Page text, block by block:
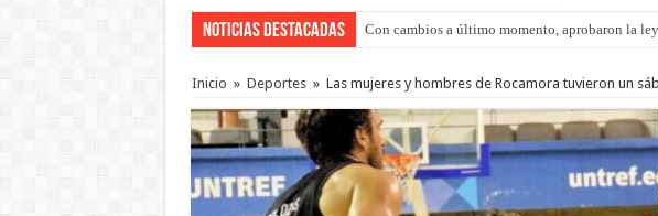
Noticias Destacadas Adopción en Entre Ríos: el 35% de los 90
Inicio » Deportes » Las mujeres y hombres de Rocamora tuvieron un